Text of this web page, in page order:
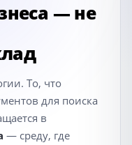
— не
То, что
для поиска
в
— среду, где